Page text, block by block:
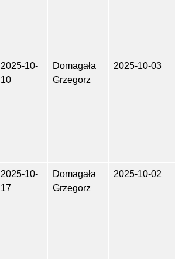
2025-10-
10
Domagała
Grzegorz
2025-10-03
2025-10-
17
Domagała
Grzegorz
2025-10-02